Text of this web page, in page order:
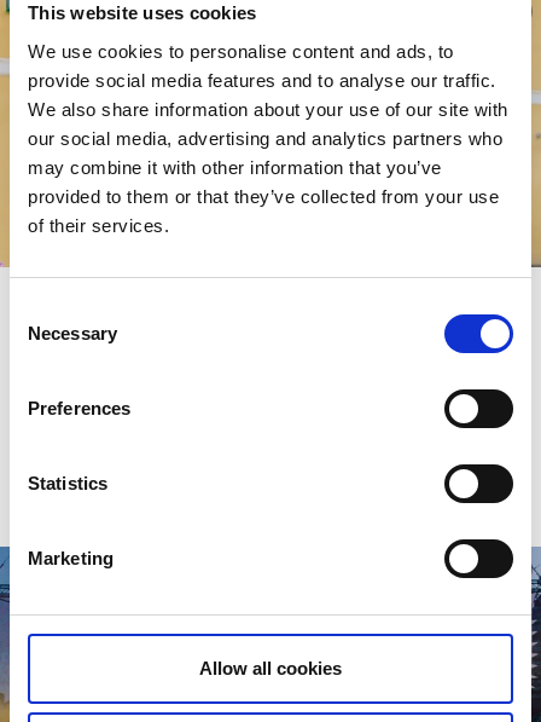
This website uses cookies
We use cookies to personalise content and ads, to
provide social media features and to analyse our traffic.
We also share information about your use of our site with
our social media, advertising and analytics partners who
may combine it with other information that you’ve
provided to them or that they’ve collected from your use
of their services.
Selection
Necessary
Preferences
Statistics
Marketing
Allow all cookies
Inspireras!
Turistinformationen finns tillgängligt via telefon, mail och
verksamheten med besöksservice på turistinformationen.
Mer information